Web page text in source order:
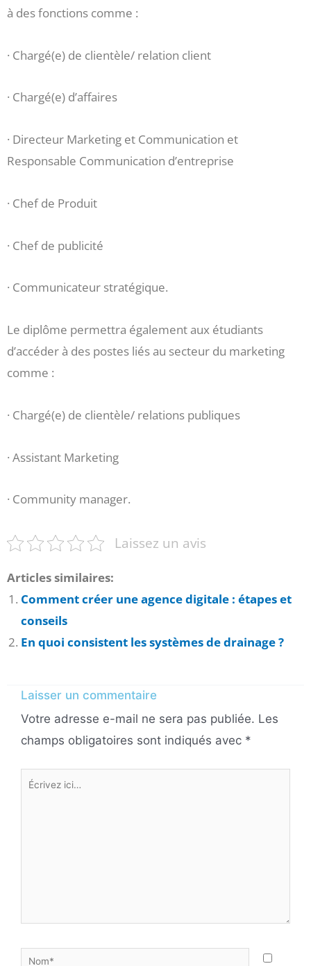
à des fonctions comme :
· Chargé(e) de clientèle/ relation client
· Chargé(e) d’affaires
· Directeur Marketing et Communication et
Responsable Communication d’entreprise
· Chef de Produit
· Chef de publicité
· Communicateur stratégique.
Le diplôme permettra également aux étudiants
d’accéder à des postes liés au secteur du marketing
comme :
· Chargé(e) de clientèle/ relations publiques
· Assistant Marketing
· Community manager.
Laissez un avis
Articles similaires:
Comment créer une agence digitale : étapes et
conseils
En quoi consistent les systèmes de drainage ?
Laisser un commentaire
Votre adresse e-mail ne sera pas publiée. Les
champs obligatoires sont indiqués avec *
Écrivez
Nom*